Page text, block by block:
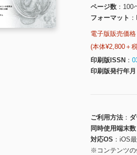
ページ数
100
フォーマット
電子版販売価格
(本体¥2,800＋
印刷版ISSN
印刷版発行年月
ご利用方法
同時使用端末数
対応OS
iOS
※コンテンツの